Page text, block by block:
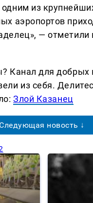
из
аэропортов
— отметили
Канал для добрых
из себя.
Злой Казанец
Следующая новость ↓